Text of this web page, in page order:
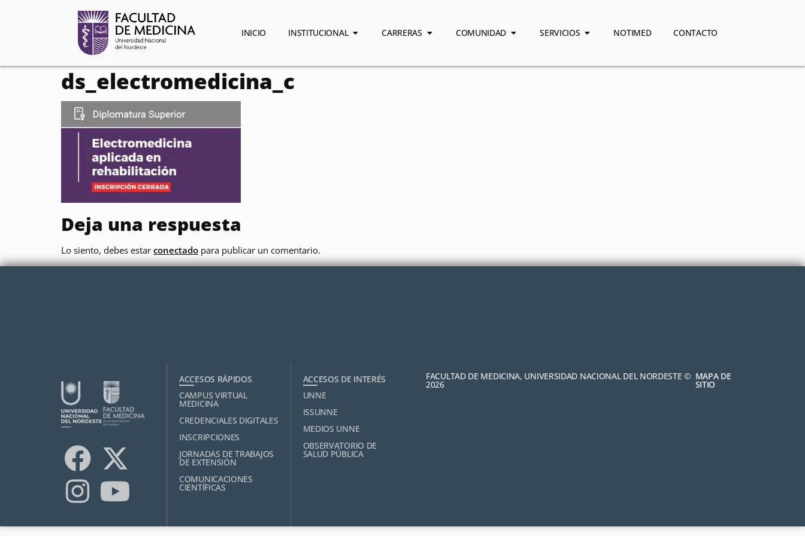
INICIO INSTITUCIONAL CARRERAS COMUNIDAD SERVICIOS NOTIMED CONTACTO
ds_electromedicina_c
Deja una respuesta
Lo siento, debes estar conectado para publicar un comentario.
ACCESOS RÁPIDOS
CAMPUS VIRTUAL
MEDICINA
CREDENCIALES DIGITALES
INSCRIPCIONES
JORNADAS DE TRABAJOS
DE EXTENSIÓN
COMUNICACIONES
CIENTÍFICAS
ACCESOS DE INTERÉS
UNNE
ISSUNNE
MEDIOS UNNE
OBSERVATORIO DE
SALUD PÚBLICA
FACULTAD DE MEDICINA, UNIVERSIDAD NACIONAL DEL NORDESTE ©
2026
MAPA DE
SITIO